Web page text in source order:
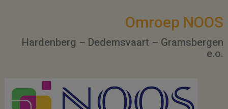
Omroep NOOS
Hardenberg – Dedemsvaart – Gramsbergen
e.o.